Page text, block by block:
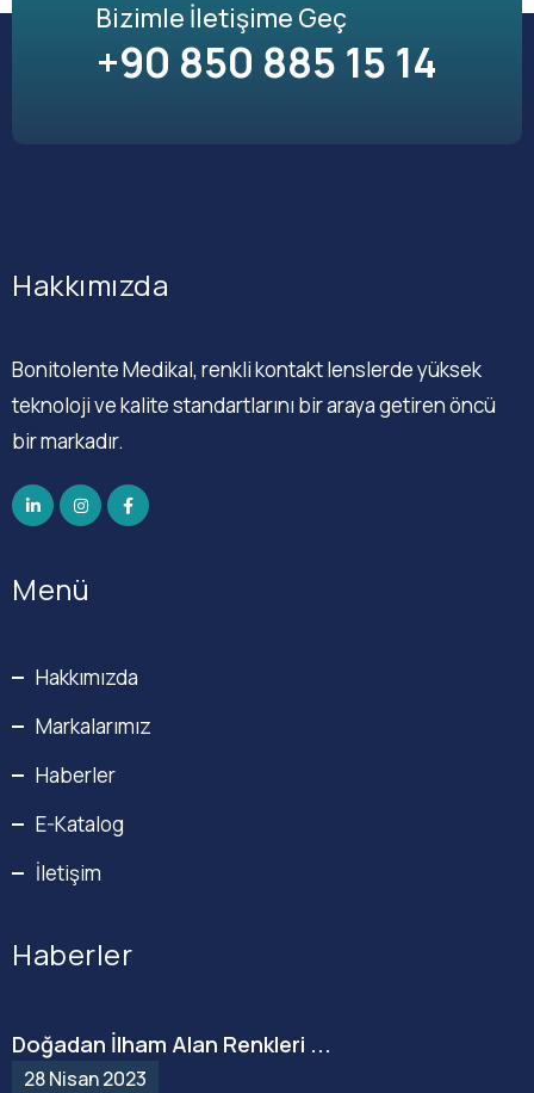
Bizimle İletişime Geç
+90 850 885 15 14
Hakkımızda
Bonitolente Medikal, renkli kontakt lenslerde yüksek
teknoloji ve kalite standartlarını bir araya getiren öncü
bir markadır.
Menü
Hakkımızda
Markalarımız
Haberler
E-Katalog
İletişim
Haberler
Doğadan İlham Alan Renkleri ...
28 Nisan 2023